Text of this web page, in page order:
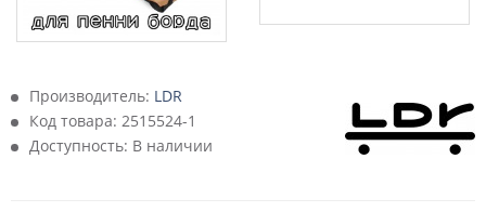
Производитель: LDR
Код товара: 2515524-1
Доступность: В наличии